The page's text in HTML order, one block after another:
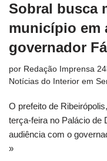
Sobral busca
município em
governador
por Redação Imprensa
Notícias do Interior em
O prefeito de
terça-feira no Palácio de
audiência com o
»